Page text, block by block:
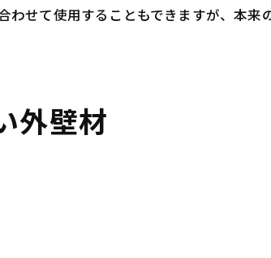
わせて使用することもできますが、本
外壁材